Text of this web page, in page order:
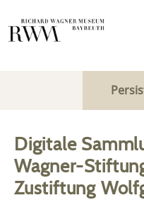
Digitale
Wagner-
Zustiftung